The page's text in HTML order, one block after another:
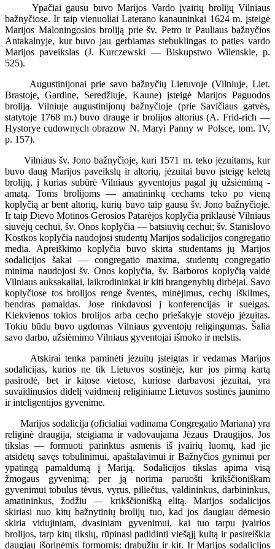
Ypačiai gausu buvo Marijos Vardo įvairių brolijų Vilniaus
bažnyčiose. Ir taip vienuoliai Laterano kanauninkai 1624 m. įsteigė
Marijos Maloningosios broliją prie šv. Petro ir Pauliaus bažnyčios
Antakalnyje, kur buvo jau gerbiamas stebuklingas to paties vardo
Marijos paveikslas (J. Kurczewski — Biskupstwo Wilenskie, p.
525).
Augustinijonai prie savo bažnyčių Lietuvoje (Vilniuje, Liet.
Brastoje, Gardine, Seredžiuje, Kaune) įsteigė Marijos Paguodos
broliją. Vilniuje augustinijonų bažnyčioje (prie Savičiaus gatvės,
statytoje 1768 m.) buvo drauge ir brolijos altorius (A. Frid-rich —
Hystorye cudownych obrazow N. Maryi Panny w Polsce, tom. IV,
p. 157).
Vilniaus šv. Jono bažnyčioje, kuri 1571 m. teko jėzuitams, kur
buvo daug Marijos paveikslų ir altorių, jėzuitai buvo įsteigę keletą
brolijų, į kurias subūrė Vilniaus gyventojus pagal jų užsiėmimą -
amatą. Toms brolijoms — amatininkų cechams teko po vieną
koplyčią ar bent altorių, kurių buvo taip gausu šv. Jono bažnyčioje.
Ir taip Dievo Motinos Gerosios Patarėjos koplyčia priklausė Vilniaus
siuvėjų cechui, šv. Onos koplyčia — batsiuvių cechui; šv. Stanislovo
Kostkos koplyčia naudojosi studentų Marijos sodalicijos congregatio
media. Apreiškimo koplyčia buvo skirta studentams jų Marijos
sodalicijos šakai — congregatio maxima, studentų congregatio
minima naudojosi šv. Onos koplyčia, šv. Barboros koplyčią valdė
Vilniaus auksakaliai, laikrodininkai ir kiti brangenybių dirbėjai. Savo
koplyčiose tos brolijos rengė šventes, minėjimus, cechų iškilmes,
bendras pamaldas. Jose rinkdavosi į konferencijas ir sueigas.
Kiekvienos tokios brolijos arba cecho priešakyje stovėjo jėzuitas.
Tokiu būdu buvo ugdomas Vilniaus gyventojų religingumas. Šalia
savo darbo, užsiėmimo Vilniaus gyventojai išmoko ir melstis.
Atskirai tenka paminėti jėzuitų įsteigtas ir vedamas Marijos
sodalicijas, kurios ne tik Lietuvos sostinėje, kur jos pirmą kartą
pasirodė, bet ir kitose vietose, kuriose darbavosi jėzuitai, yra
suvaidinusios didelį vaidmenį religiniame Lietuvos sostinės jaunimo
ir inteligentijos gyvenime.
Marijos sodalicija (oficialiai vadinama Congregatio Mariana) yra
religinė draugija, steigiama ir vadovaujama Jėzaus Draugijos. Jos
tikslas — formuoti parinktus asmenis iš įvairių luomų, kad jie
atsidėtų savęs tobulinimui, apaštalavimui ir Bažnyčios gynimui per
ypatingą pamaldumą į Mariją. Sodalicijos tikslas apima visą
žmogaus gyvenimą; per ją norima paruošti krikščioniškam
gyvenimui tobulus tėvus, vyrus, piliečius, valdininkus, darbininkus,
amatininkus, žodžiu — krikščionišką elitą. Marijos sodalicijos
skiriasi nuo kitų bažnytinių brolijų tuo, kad jos daugiau dėmesio
skiria vidujiniam, dvasiniam gyvenimui, kai tuo tarpu įvairios
brolijos, tarp kitų tikslų, rūpinasi padidinti viešąjį kultą ir pasireiškia
daugiau išorinėmis formomis: drabužiu ir kit. Ir Marijos sodalicijos